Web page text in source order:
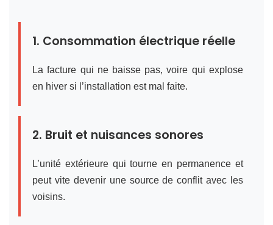
1. Consommation électrique réelle
La facture qui ne baisse pas, voire qui explose
en hiver si l’installation est mal faite.
2. Bruit et nuisances sonores
L’unité extérieure qui tourne en permanence et
peut vite devenir une source de conflit avec les
voisins.